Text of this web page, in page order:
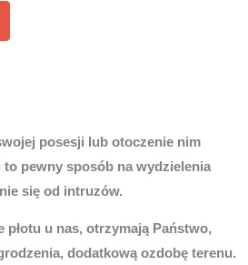
posesji lub otoczenie nim
to pewny sposób na wydzielenia
się od intruzów.
płotu u nas, otrzymają Państwo,
dodatkową ozdobę terenu.